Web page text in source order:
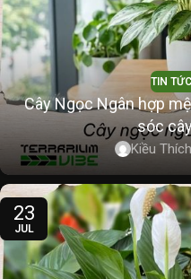
TIN
Cây Ngọc Ngân hợp
sóc
Kiều
23
JUL